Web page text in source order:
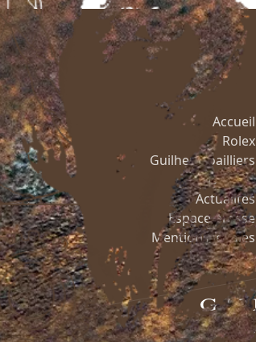
Accueil
Rolex
Guilhem Joailliers
Mashandy
Actualités
Espace presse
Mentions légales